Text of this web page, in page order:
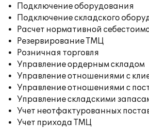
Подключение оборудования
Подключение складского
Расчет нормативной
Резервирование ТМЦ
Розничная торговля
Управление ордерным складом
Управление отношениями с
Управление отношениями с
Управление складскими
Учет неотфактурованных
Учет прихода ТМЦ